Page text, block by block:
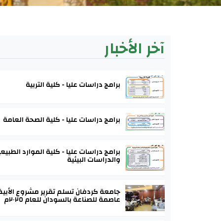
آخر الأخبار
برامج دراسات عليا - كلية التربية
برامج دراسات عليا - كلية الصحة العامة
برامج دراسات عليا - كلية الموارد
والدراسات البيئية
جامعة كردفان تسلم تقرير مشروع
عاصمة للصناعة بالسودان للعام ٢٠٢٥م